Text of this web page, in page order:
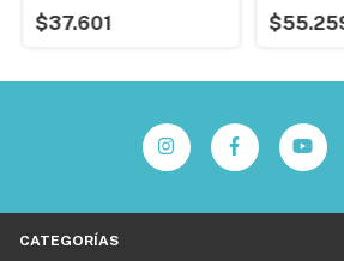
$37.601
CATEGORÍAS